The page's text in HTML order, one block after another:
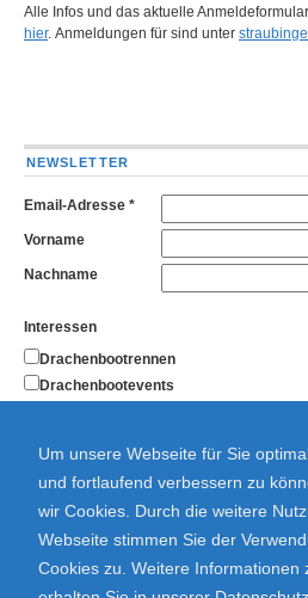
Um unsere Webseite für Sie
und fortlaufend verbessern zu
wir Cookies. Durch die weitere
Webseite stimmen Sie der
Cookies zu. Weitere Informationen
Alle Infos und das aktuelle
hier. Anmeldungen für sind unter
NEWSLETTER
Email-Adresse *
Vorname
Nachname
Interessen
Drachenbootrennen
Drachenbootevents
Allgemein